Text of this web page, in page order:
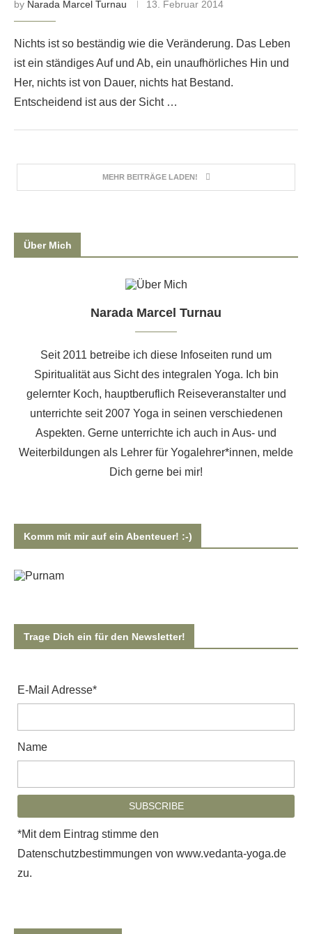
by Narada Marcel Turnau 13. Februar 2014
Nichts ist so beständig wie die Veränderung. Das Leben
ist ein ständiges Auf und Ab, ein unaufhörliches Hin und
Her, nichts ist von Dauer, nichts hat Bestand.
Entscheidend ist aus der Sicht …
MEHR BEITRÄGE LADEN!
Über Mich
Narada Marcel Turnau
Seit 2011 betreibe ich diese Infoseiten rund um
Spiritualität aus Sicht des integralen Yoga. Ich bin
gelernter Koch, hauptberuflich Reiseveranstalter und
unterrichte seit 2007 Yoga in seinen verschiedenen
Aspekten. Gerne unterrichte ich auch in Aus- und
Weiterbildungen als Lehrer für Yogalehrer*innen, melde
Dich gerne bei mir!
Komm mit mir auf ein Abenteuer! :-)
Trage Dich ein für den Newsletter!
E-Mail Adresse*
Name
*Mit dem Eintrag stimme den
Datenschutzbestimmungen von www.vedanta-yoga.de
zu.